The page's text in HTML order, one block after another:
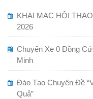
KHAI MẠC HỘI
2026
Chuyến Xe 0 Đồng
Minh
Đào Tạo Chuyên Đề
Quả”